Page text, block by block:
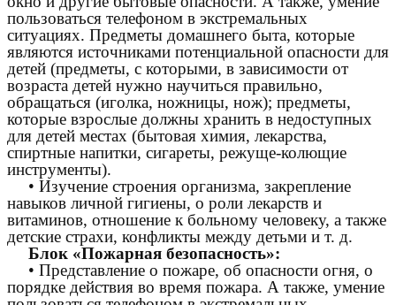
пользоваться телефоном в экстремальных
ситуациях. Предметы домашнего быта, которые
являются источниками потенциальной опасности для
детей (предметы, с которыми, в зависимости от
возраста детей нужно научиться правильно,
обращаться (иголка, ножницы, нож); предметы,
которые взрослые должны хранить в недоступных
для детей местах (бытовая химия, лекарства,
спиртные напитки, сигареты, режуще-колющие
инструменты).
• Изучение строения организма, закрепление
навыков личной гигиены, о роли лекарств и
витаминов, отношение к больному человеку, а также
детские страхи, конфликты между детьми и т. д.
Блок «Пожарная безопасность»:
• Представление о пожаре, об опасности огня, о
порядке действия во время пожара. А также, умение